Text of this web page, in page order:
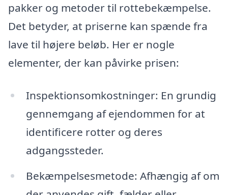
pakker og metoder til rottebekæmpelse.
Det betyder, at priserne kan spænde fra
lave til højere beløb. Her er nogle
elementer, der kan påvirke prisen:
Inspektionsomkostninger: En grundig
gennemgang af ejendommen for at
identificere rotter og deres
adgangssteder.
Bekæmpelsesmetode: Afhængig af om